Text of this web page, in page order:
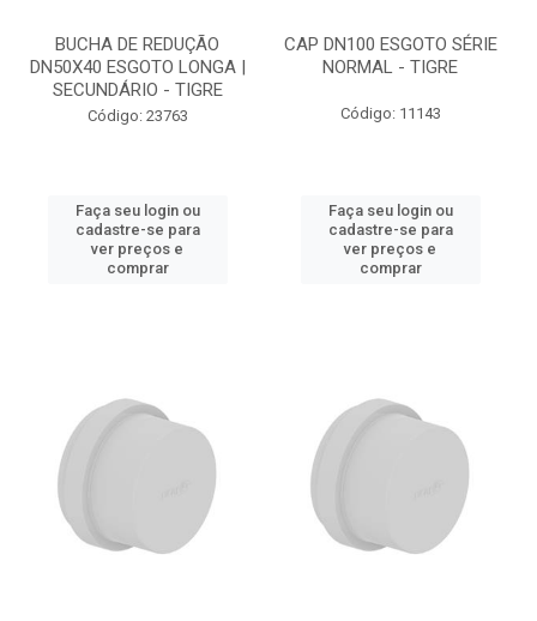
BUCHA DE REDUÇÃO
DN50X40 ESGOTO LONGA |
SECUNDÁRIO - TIGRE
Código: 23763
Faça seu login ou
cadastre-se para
ver preços e
comprar
CAP DN100 ESGOTO SÉRIE
NORMAL - TIGRE
Código: 11143
Faça seu login ou
cadastre-se para
ver preços e
comprar